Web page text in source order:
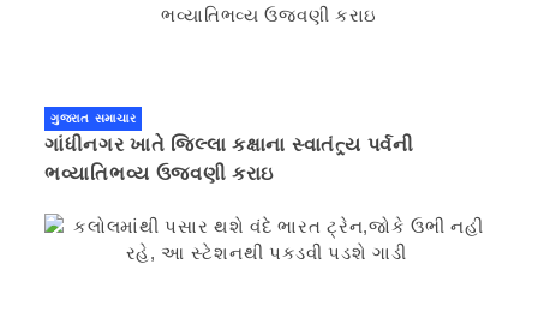
ગુજરાત સમાચાર
ગાંધીનગર ખાતે જિલ્લા કક્ષાના સ્વાતંત્ર્ય પર્વની
ભવ્યાતિભવ્ય ઉજવણી કરાઇ